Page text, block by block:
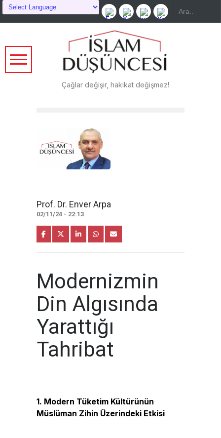
Çağlar değişir, hakikat değişmez!
Prof. Dr. Enver Arpa
02/11/24 - 22:13
Modernizmin
Din Algısında
Yarattığı
Tahribat
1. Modern Tüketim Kültürünün
Müslüman Zihin Üzerindeki Etkisi